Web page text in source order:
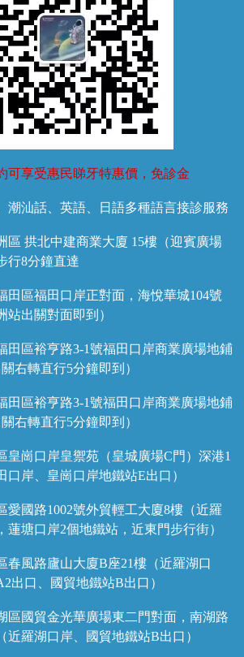
可享受惠民睇牙特惠價，免診金
潮汕話、英語、日語多種語言接診服務
區 拱北中建商業大廈 15樓（迎賓廣場
行8分鐘直達
田區福田口岸正對面，海悅華城104號
站出關對面即到）
田區裕亨路3-1號福田口岸商業廣場地鋪
右轉直行5分鐘即到）
田區裕亨路3-1號福田口岸商業廣場地鋪
右轉直行5分鐘即到）
皇崗口岸皇禦苑（皇城廣場C門）深港1
口岸、皇崗口岸地鐵站E出口）
愛國路1002號外貿輕工大廈8樓（近羅
蓮塘口岸2個地鐵站，近東門步行街）
春風路廬山大廈B座21樓（近羅湖口
出口、國貿地鐵站B出口）
區國貿金光華廣場東二門對面，南湖路
近羅湖口岸、國貿地鐵站B出口）